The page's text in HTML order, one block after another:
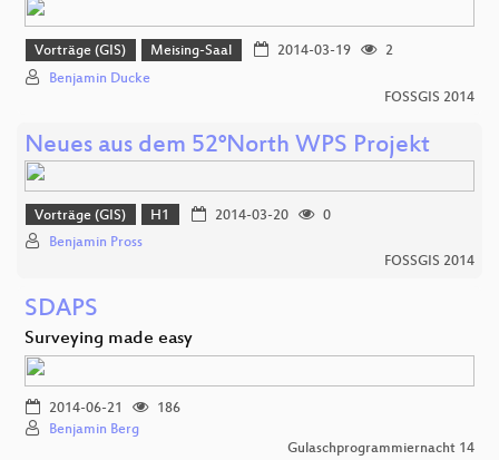
Vorträge (GIS) Meising-Saal 2014-03-19
2
Benjamin Ducke
FOSSGIS 2014
Neues aus dem 52°North WPS Projekt
Vorträge (GIS) H1 2014-03-20
0
Benjamin Pross
FOSSGIS 2014
SDAPS
Surveying made easy
2014-06-21
186
Benjamin Berg
Gulaschprogrammiernacht 14